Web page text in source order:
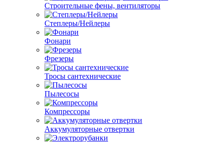
Строительные фены, вентиляторы
Степлеры/Нейлеры
Фонари
Фрезеры
Тросы сантехнические
Пылесосы
Компрессоры
Аккумуляторные отвертки